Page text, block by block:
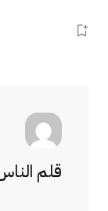
قلم